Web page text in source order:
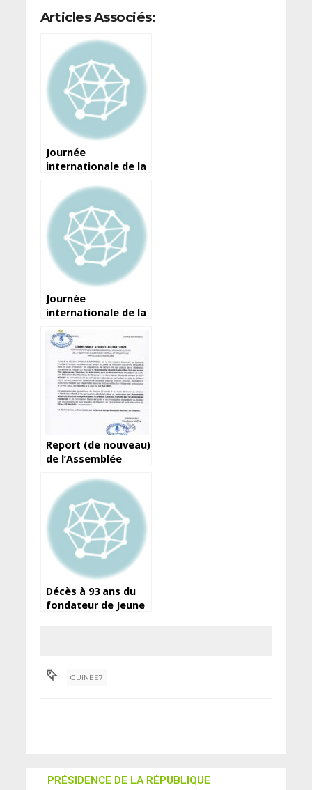
Articles Associés:
Journée
internationale de la
Voici la déclaration
du ministre de
l’Information et de
la Communication
Journée
internationale de la
Les demi-vérités
d’Amara Somparé…
Report (de nouveau)
de l’Assemblée
Féguifoot
Décès à 93 ans du
fondateur de Jeune
GUINEE7
PRÉSIDENCE DE LA RÉPUBLIQUE